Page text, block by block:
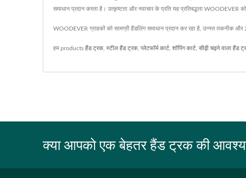
समाधान प्रदान करता है। उत्कृष्टता और नवाचार के प्रति यह प्रतिबद्धता WOODEVER
WOODEVER ग्राहकों को सामग्री हैंडलिंग समाधान प्रदान कर रहा है, उन्नत तकनीक
हम products हैंड ट्रक स्टील हैंड ट्रक प्लेटफॉर्म कार्ट शॉपिंग कार्ट सीढ़ी चढ़ने वाला हैंड
क्या आपको एक बेहतर हैंड ट्रक की